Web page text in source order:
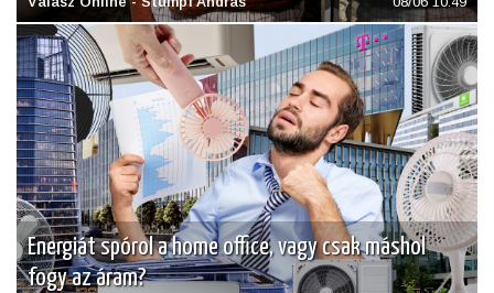
Energiát spórol a home office, vagy csak máshol
fogy az áram?